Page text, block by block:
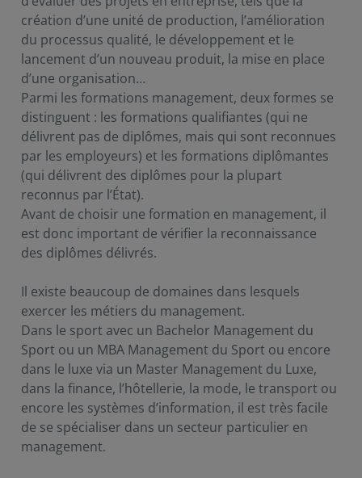
création d’une unité de production, l’amélioration
du processus qualité, le développement et le
lancement d’un nouveau produit, la mise en place
d’une organisation…
Parmi les formations management, deux formes se
distinguent : les formations qualifiantes (qui ne
délivrent pas de diplômes, mais qui sont reconnues
par les employeurs) et les formations diplômantes
(qui délivrent des diplômes pour la plupart
reconnus par l’État).
Avant de choisir une formation en management, il
est donc important de vérifier la reconnaissance
des diplômes délivrés.
Il existe beaucoup de domaines dans lesquels
exercer les métiers du management.
Dans le sport avec un Bachelor Management du
Sport ou un MBA Management du Sport ou encore
dans le luxe via un Master Management du Luxe,
dans la finance, l’hôtellerie, la mode, le transport ou
encore les systèmes d’information, il est très facile
de se spécialiser dans un secteur particulier en
management.